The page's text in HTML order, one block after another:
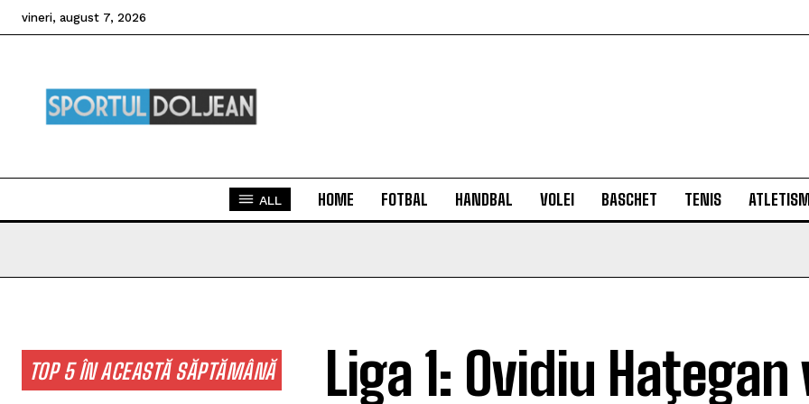
vineri, august 7, 2026
ALL HOME FOTBAL HANDBAL VOLEI BASCHET TENIS
TOP 5 ÎN ACEASTĂ SĂPTĂMÂNĂ
Liga 1: Ovidiu Haţegan